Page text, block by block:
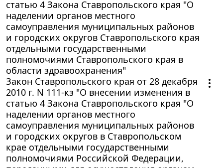
статью 4 Закона Ставропольского края "О
наделении органов местного
самоуправления муниципальных районов
и городских округов Ставропольского края
отдельными государственными
полномочиями Ставропольского края в
области здравоохранения"
Закон Ставропольского края от 28 декабря
2010 г. N 111-кз "О внесении изменения в
статью 4 Закона Ставропольского края "О
наделении органов местного
самоуправления муниципальных районов
и городских округов в Ставропольском
крае отдельными государственными
полномочиями Российской Федерации,